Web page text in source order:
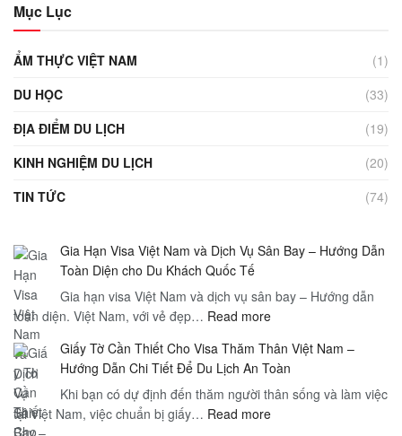
Mục Lục
ẨM THỰC VIỆT NAM
(1)
DU HỌC
(33)
ĐỊA ĐIỂM DU LỊCH
(19)
KINH NGHIỆM DU LỊCH
(20)
TIN TỨC
(74)
Gia Hạn Visa Việt Nam và Dịch Vụ Sân Bay – Hướng Dẫn
Toàn Diện cho Du Khách Quốc Tế
Gia hạn visa Việt Nam và dịch vụ sân bay – Hướng dẫn
toàn diện. Việt Nam, với vẻ đẹp… Read more:
Hạn
Visa
Việt
Nam
Giấy Tờ Cần Thiết Cho Visa Thăm Thân Việt Nam –
Hướng Dẫn Chi Tiết Để Du Lịch An Toàn
Khi bạn có dự định đến thăm người thân sống và làm việc
tại Việt Nam, việc chuẩn bị giấy… Read more: